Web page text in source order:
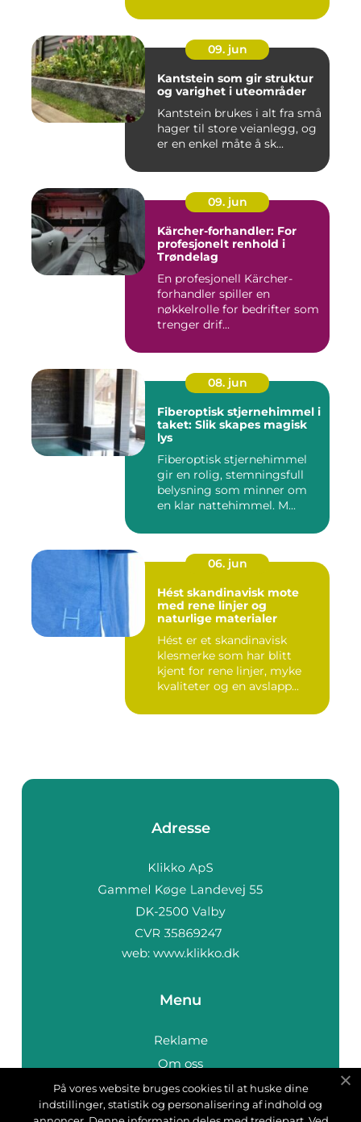
09. jun
Kantstein som gir struktur
og varighet i uteområder
Kantstein brukes i alt fra små
hager til store veianlegg, og
er en enkel måte å sk...
09. jun
Kärcher-forhandler: For
profesjonelt renhold i
Trøndelag
En profesjonell Kärcher-
forhandler spiller en
nøkkelrolle for bedrifter som
trenger drif...
08. jun
Fiberoptisk stjernehimmel i
taket: Slik skapes magisk
lys
Fiberoptisk stjernehimmel
gir en rolig, stemningsfull
belysning som minner om
en klar nattehimmel. M...
06. jun
Hést skandinavisk mote
med rene linjer og
naturlige materialer
Hést er et skandinavisk
klesmerke som har blitt
kjent for rene linjer, myke
kvaliteter og en avslapp...
Adresse
web: www.klikko.dk
Menu
Reklame
Om oss
Cookies
Kontakt Oss
På vores website bruges cookies til at huske dine
indstillinger, statistik og personalisering af indhold og